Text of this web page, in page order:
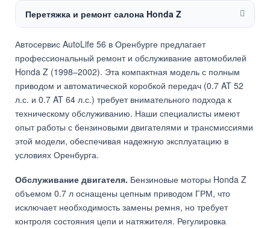
Перетяжка и ремонт салона Honda Z
Автосервис AutoLife 56 в Оренбурге предлагает
профессиональный ремонт и обслуживание автомобилей
Honda Z (1998–2002). Эта компактная модель с полным
приводом и автоматической коробкой передач (0.7 AT 52
л.с. и 0.7 AT 64 л.с.) требует внимательного подхода к
техническому обслуживанию. Наши специалисты имеют
опыт работы с бензиновыми двигателями и трансмиссиями
этой модели, обеспечивая надежную эксплуатацию в
условиях Оренбурга.
Обслуживание двигателя. Бензиновые моторы Honda Z
объемом 0.7 л оснащены цепным приводом ГРМ, что
исключает необходимость замены ремня, но требует
контроля состояния цепи и натяжителя. Регулировка